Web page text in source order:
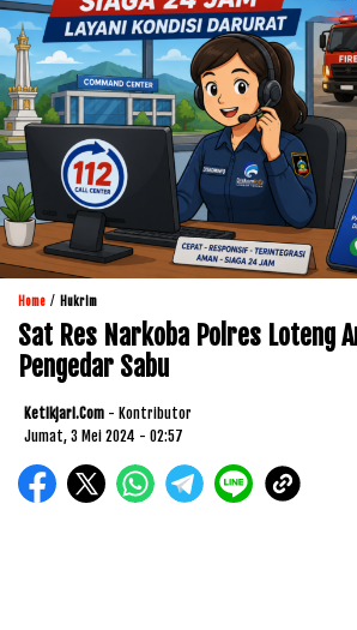
Home / Hukrim
Sat Res Narkoba Polres Loteng
Pengedar Sabu
Ketikjari.com - Kontributor
Jumat, 3 Mei 2024 - 02:57